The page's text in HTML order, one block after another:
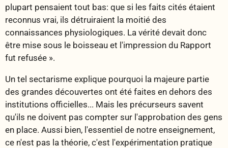
plupart pensaient tout bas: que si les faits cités étaient
reconnus vrai, ils détruiraient la moitié des
connaissances physiologiques. La vérité devait donc
être mise sous le boisseau et l'impression du Rapport
fut refusée ».
Un tel sectarisme explique pourquoi la majeure partie
des grandes découvertes ont été faites en dehors des
institutions officielles... Mais les précurseurs savent
qu'ils ne doivent pas compter sur l'approbation des gens
en place. Aussi bien, l'essentiel de notre enseignement,
ce n'est pas la théorie, c'est l'expérimentation pratique